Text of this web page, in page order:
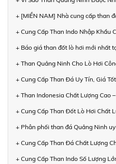
+ [MIỀN NAM] Nhà cung cấp than
+ Cung Cấp Than Indo Nhập Khẩu
+ Báo giá than đốt lò hơi mới nhất
+ Than Quảng Ninh Cho Lò Hơi
+ Cung Cấp Than Đá Uy Tín, Giá
+ Than Indonesia Chất Lượng Cao
+ Cung Cấp Than Đốt Lò Hơi Chất
+ Phân phối than đá Quảng Ninh
+ Cung Cấp Than Đá Chất Lượng
+ Cung Cấp Than Indo Số Lượng